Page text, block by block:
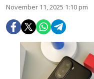
November 11, 2025 1:10 pm